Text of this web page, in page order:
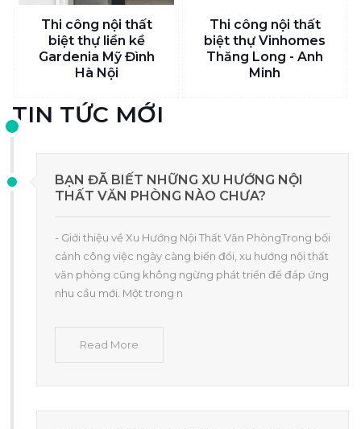
Thi công nội thất
biệt thự liền kề
Gardenia Mỹ Đình
Hà Nội
Thi công nội thất
biệt thự Vinhomes
Thăng Long - Anh
Minh
TIN TỨC MỚI
BẠN ĐÃ BIẾT NHỮNG XU HƯỚNG NỘI
THẤT VĂN PHÒNG NÀO CHƯA?
- Giới thiệu về Xu Hướng Nội Thất Văn PhòngTrong bối
cảnh công việc ngày càng biến đổi, xu hướng nội thất
văn phòng cũng không ngừng phát triển để đáp ứng
nhu cầu mới. Một trong n
Read More